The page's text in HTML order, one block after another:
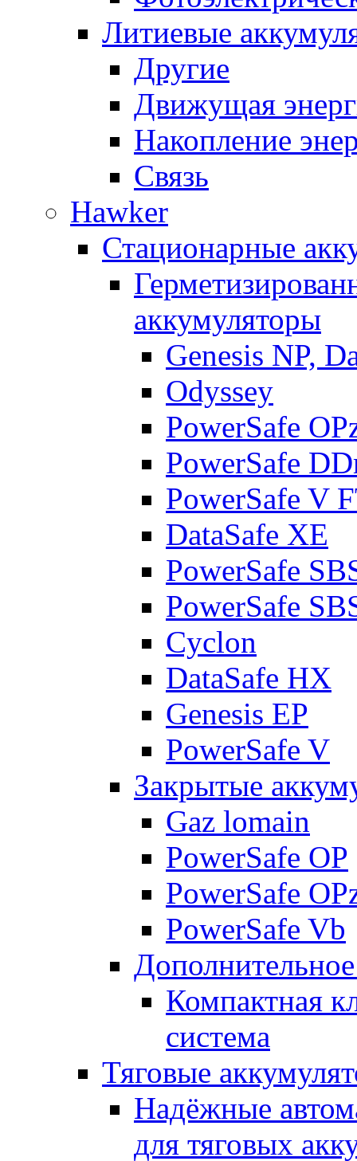
Литиевые
Другие
Движущая
Накопление
Связь
Hawker
Стационарные
аккумуляторы
Genesis NP,
Odyssey
PowerSafe
PowerSafe
PowerSafe V
DataSafe XE
PowerSafe
PowerSafe
Cyclon
DataSafe HX
Genesis EP
PowerSafe V
Закрытые
Gaz lomain
PowerSafe OP
PowerSafe
PowerSafe Vb
Компактная
система
Тяговые
Надёжные
для тяговых